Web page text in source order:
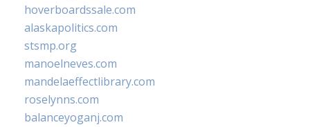
hoverboardssale.com
alaskapolitics.com
stsmp.org
manoelneves.com
mandelaeffectlibrary.com
roselynns.com
balanceyoganj.com